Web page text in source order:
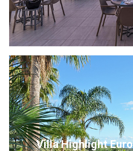
Villa Highlight